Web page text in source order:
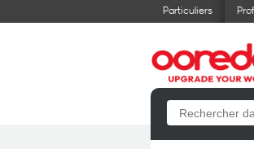
Particuliers